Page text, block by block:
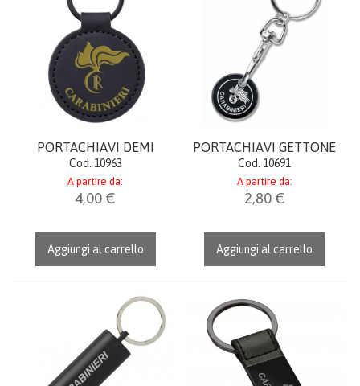
PORTACHIAVI DEMI
Cod. 10963
A partire da:
4,00 €
Aggiungi al carrello
PORTACHIAVI GETTONE
Cod. 10691
A partire da:
2,80 €
Aggiungi al carrello